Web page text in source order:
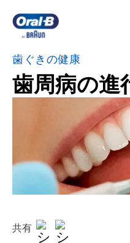
Navigation
ッ
ペ
ー
歯ぐきの健康
歯周病の進
共有